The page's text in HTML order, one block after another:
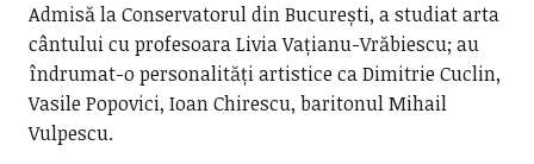
Admisă la Conservatorul din București, a studiat arta
cântului cu profesoara Livia Vațianu-Vrăbiescu; au
îndrumat-o personalități artistice ca Dimitrie Cuclin,
Vasile Popovici, Ioan Chirescu, baritonul Mihail
Vulpescu.